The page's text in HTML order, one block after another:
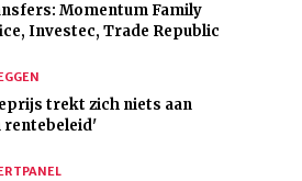
Momentum Family
Investec, Trade Republic
trekt zich niets aan
rentebeleid'